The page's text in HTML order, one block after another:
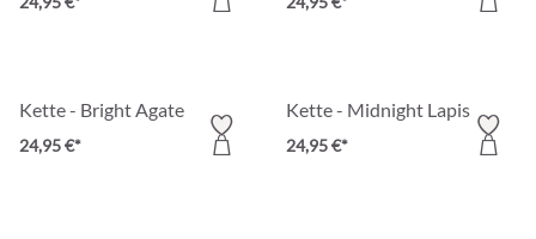
Kette - Bright Agate
24,95 €*
Kette - Midnight Lapis
24,95 €*